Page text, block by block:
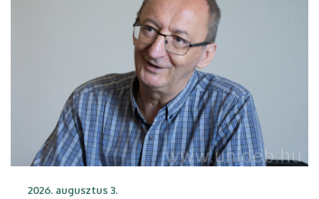
2026. augusztus 3.